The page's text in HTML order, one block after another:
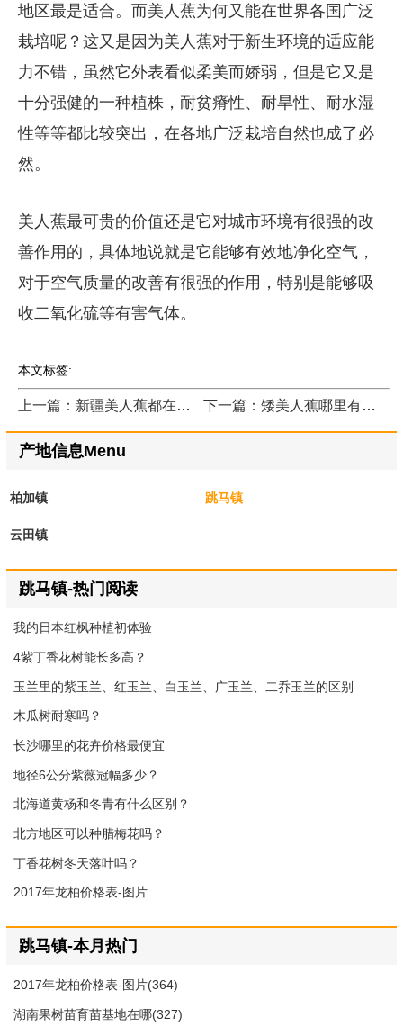
地区最是适合。而美人蕉为何又能在世界各国广泛
栽培呢？这又是因为美人蕉对于新生环境的适应能
力不错，虽然它外表看似柔美而娇弱，但是它又是
十分强健的一种植株，耐贫瘠性、耐旱性、耐水湿
性等等都比较突出，在各地广泛栽培自然也成了必
然。
美人蕉最可贵的价值还是它对城市环境有很强的改
善作用的，具体地说就是它能够有效地净化空气，
对于空气质量的改善有很强的作用，特别是能够吸
收二氧化硫等有害气体。
本文标签:
上一篇：新疆美人蕉都在哪里买的？ 下一篇：矮美人蕉哪里有卖？
产地信息Menu
柏加镇 跳马镇
云田镇
跳马镇-热门阅读
我的日本红枫种植初体验
4紫丁香花树能长多高？
玉兰里的紫玉兰、红玉兰、白玉兰、广玉兰、二乔玉兰的区别
木瓜树耐寒吗？
长沙哪里的花卉价格最便宜
地径6公分紫薇冠幅多少？
北海道黄杨和冬青有什么区别？
北方地区可以种腊梅花吗？
丁香花树冬天落叶吗？
2017年龙柏价格表-图片
跳马镇-本月热门
2017年龙柏价格表-图片(364)
湖南果树苗育苗基地在哪(327)